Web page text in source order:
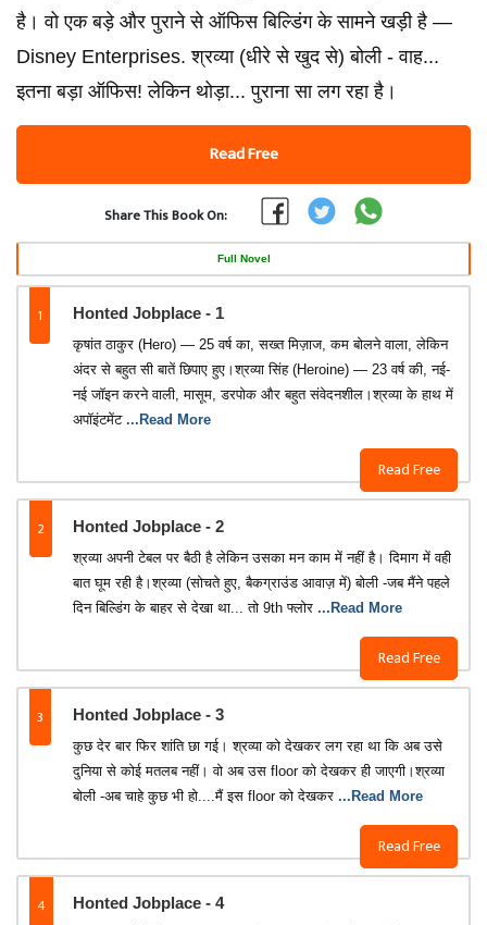
है। वो एक बड़े और पुराने से ऑफिस बिल्डिंग के सामने खड़ी है —
Disney Enterprises. श्रव्या (धीरे से खुद से) बोली - वाह...
इतना बड़ा ऑफिस! लेकिन थोड़ा... पुराना सा लग रहा है।
Read Free
Share This Book On:
Full Novel
1 Honted Jobplace - 1
Read Free
कृषांत ठाकुर (Hero) — 25 वर्ष का, सख्त मिज़ाज, कम बोलने वाला, लेकिन
अंदर से बहुत सी बातें छिपाए हुए।श्रव्या सिंह (Heroine) — 23 वर्ष की, नई-
नई जॉइन करने वाली, मासूम, डरपोक और बहुत संवेदनशील।श्रव्या के हाथ में
अपॉइंटमेंट ...Read More
2 Honted Jobplace - 2
Read Free
श्रव्या अपनी टेबल पर बैठी है लेकिन उसका मन काम में नहीं है। दिमाग में वही
बात घूम रही है।श्रव्या (सोचते हुए, बैकग्राउंड आवाज़ में) बोली -जब मैंने पहले
दिन बिल्डिंग के बाहर से देखा था... तो 9th फ्लोर ...Read More
3 Honted Jobplace - 3
Read Free
कुछ देर बार फिर शांति छा गई। श्रव्या को देखकर लग रहा था कि अब उसे
दुनिया से कोई मतलब नहीं। वो अब उस floor को देखकर ही जाएगी।श्रव्या
बोली -अब चाहे कुछ भी हो....मैं इस floor को देखकर ...Read More
4 Honted Jobplace - 4